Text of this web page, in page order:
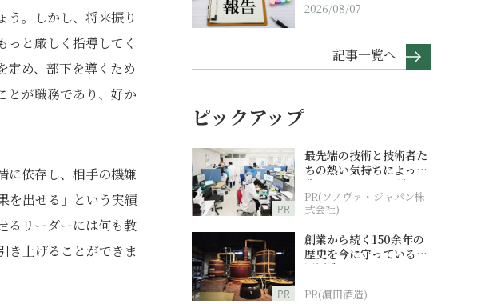
う。しかし、将来振り
と厳しく指導してく
定め、部下を導くため
とが職務であり、好か
に依存し、相手の機嫌
を出せる」という実績
るリーダーには何も教
き上げることができま
2026/08/07
記事一覧へ
ピックアップ
PR
最先端の技術と技術者た
ちの熱い気持ちによって
作られているオーダーメ
イド補聴器
PR(ソノヴァ・ジャパン株
式会社)
PR
創業から続く150余年の
歴史を今に守っている濵
田酒造
PR(濵田酒造)